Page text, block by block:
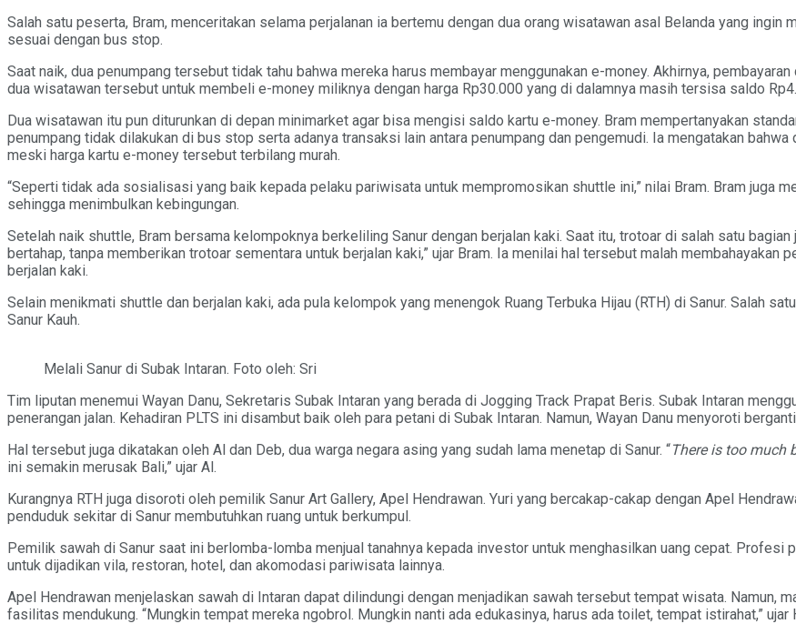
Salah satu peserta, Bram, menceritakan selama perjalanan ia bertemu dengan dua orang wisatawan asal Belanda yang
sesuai dengan bus stop.
Saat naik, dua penumpang tersebut tidak tahu bahwa mereka harus membayar menggunakan e-money. Akhirnya,
dua wisatawan tersebut untuk membeli e-money miliknya dengan harga Rp30.000 yang di dalamnya masih tersisa saldo
Dua wisatawan itu pun diturunkan di depan minimarket agar bisa mengisi saldo kartu e-money. Bram mempertanyakan
penumpang tidak dilakukan di bus stop serta adanya transaksi lain antara penumpang dan pengemudi. Ia mengatakan
meski harga kartu e-money tersebut terbilang murah.
“Seperti tidak ada sosialisasi yang baik kepada pelaku pariwisata untuk mempromosikan shuttle ini,” nilai Bram. Bram juga
sehingga menimbulkan kebingungan.
Setelah naik shuttle, Bram bersama kelompoknya berkeliling Sanur dengan berjalan kaki. Saat itu, trotoar di salah satu
bertahap, tanpa memberikan trotoar sementara untuk berjalan kaki,” ujar Bram. Ia menilai hal tersebut malah membahayakan
berjalan kaki.
Selain menikmati shuttle dan berjalan kaki, ada pula kelompok yang menengok Ruang Terbuka Hijau (RTH) di Sanur. Salah
Sanur Kauh.
Melali Sanur di Subak Intaran. Foto oleh: Sri
Tim liputan menemui Wayan Danu, Sekretaris Subak Intaran yang berada di Jogging Track Prapat Beris. Subak Intaran
penerangan jalan. Kehadiran PLTS ini disambut baik oleh para petani di Subak Intaran. Namun, Wayan Danu menyoroti
Hal tersebut juga dikatakan oleh Al dan Deb, dua warga negara asing yang sudah lama menetap di Sanur. “There is too much
ini semakin merusak Bali,” ujar Al.
Kurangnya RTH juga disoroti oleh pemilik Sanur Art Gallery, Apel Hendrawan. Yuri yang bercakap-cakap dengan Apel
penduduk sekitar di Sanur membutuhkan ruang untuk berkumpul.
Pemilik sawah di Sanur saat ini berlomba-lomba menjual tanahnya kepada investor untuk menghasilkan uang cepat. Profesi
untuk dijadikan vila, restoran, hotel, dan akomodasi pariwisata lainnya.
Apel Hendrawan menjelaskan sawah di Intaran dapat dilindungi dengan menjadikan sawah tersebut tempat wisata. Namun,
fasilitas mendukung. “Mungkin tempat mereka ngobrol. Mungkin nanti ada edukasinya, harus ada toilet, tempat istirahat,” ujar